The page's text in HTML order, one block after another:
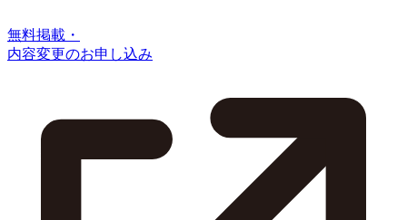
無料掲載・
内容変更のお申し込み